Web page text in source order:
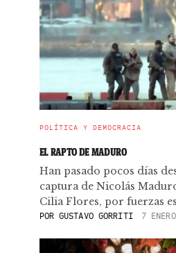
POLÍTICA Y DEMOCRACIA
EL RAPTO DE MADURO
Han pasado pocos días
captura de Nicolás
Cilia Flores, por fuerzas
POR GUSTAVO GORRITI 7